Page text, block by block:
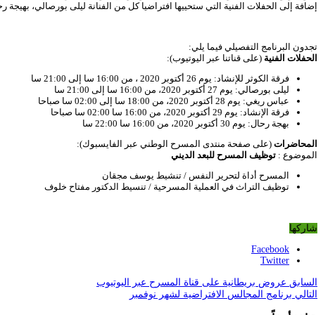
إضافة إلى الحفلات الفنية التي ستحييها افتراضيا كل من الفنانة ليلى بورصالي،
تجدون البرنامج التفصيلي فيما يلي:
الحفلات الفنية (على قناتنا عبر اليوتيوب):
فرقة الكوثر للإنشاد: يوم 26 أكتوبر 2020 ، من 16:00 سا إلى 21:00 سا
ليلى بورصالي: يوم 27 أكتوبر 2020، من 16:00 سا إلى 21:00 سا
عباس ريغي: يوم 28 أكتوبر 2020، من 18:00 سا إلى 02:00 سا صباحا
فرقة الإنشاد: يوم 29 أكتوبر 2020، من 16:00 سا 02:00 سا صباحا
بهجة رحال: يوم 30 أكتوبر 2020، من 16:00 سا 22:00 سا
المحاضرات (على صفحة منتدى المسرح الوطني عبر الفايسبوك):
الموضوع : توظيف المسرح للبعد الديني
المسرح أداة لتحرير النفس / تنشيط يوسف مجقان
توظيف التراث في العملية المسرحية / تنسيط الدكتور مفتاح خلوف
شاركها
Facebook
Twitter
السابق عروض بريطانية على قناة المسرح عبر اليوتيوب
التالي برنامج المجالس الافتراضية لشهر نوفمبر